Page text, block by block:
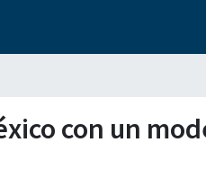
con un